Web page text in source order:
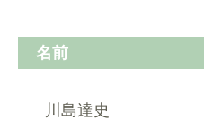
名前
川島達史